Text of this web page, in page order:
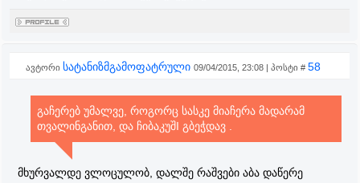
ავტორი სატანიზმგამოფატრული 09/04/2015, 23:08 | პოსტი # 58
გაჩერებ უმალვე, როგორც სასკე მიაჩერა მადარამ
თვალინგანით, და ჩიბაკუშI გბეჭდავ .
მხურვალდე ვლოცულობ, დალშე რაშვები აბა დაწერე